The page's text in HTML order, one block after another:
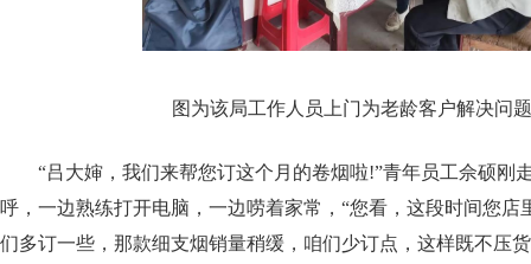
图为该局工作人员上门为老龄客户解决问
“吕大婶，我们来帮您订这个月的卷烟啦!”青年员工佘硕刚
呼，一边熟练打开电脑，一边唠着家常，“您看，这段时间您店
们多订一些，那款细支烟销量稍缓，咱们少订点，这样既不压